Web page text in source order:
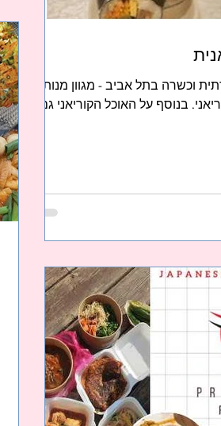
וכשרה בתל אביב - מגוון מנות
בנוסף על האוכל הקוריאני גם